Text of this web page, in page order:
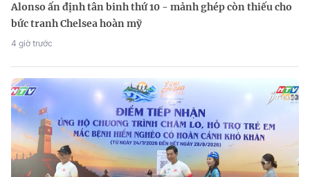
Alonso ấn định tân binh thứ 10 - mảnh ghép còn thiếu cho
bức tranh Chelsea hoàn mỹ
4 giờ trước